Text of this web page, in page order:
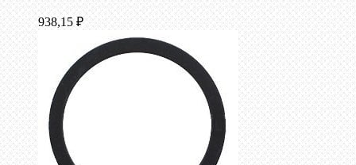
938,15 ₽